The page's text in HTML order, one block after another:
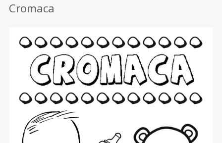
Cromaca